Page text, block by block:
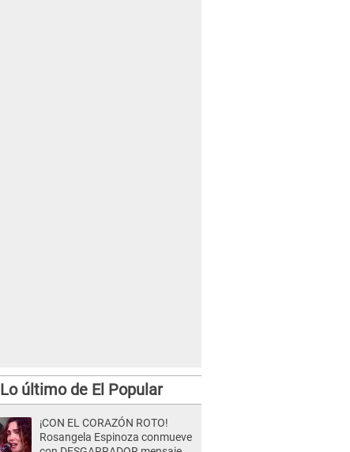
Lo último de El Popular
¡CON EL CORAZÓN ROTO!
Rosangela Espinoza conmueve